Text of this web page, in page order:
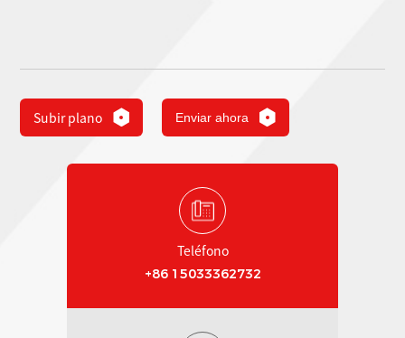
Subir plano Enviar ahora
Teléfono
+86 15033362732